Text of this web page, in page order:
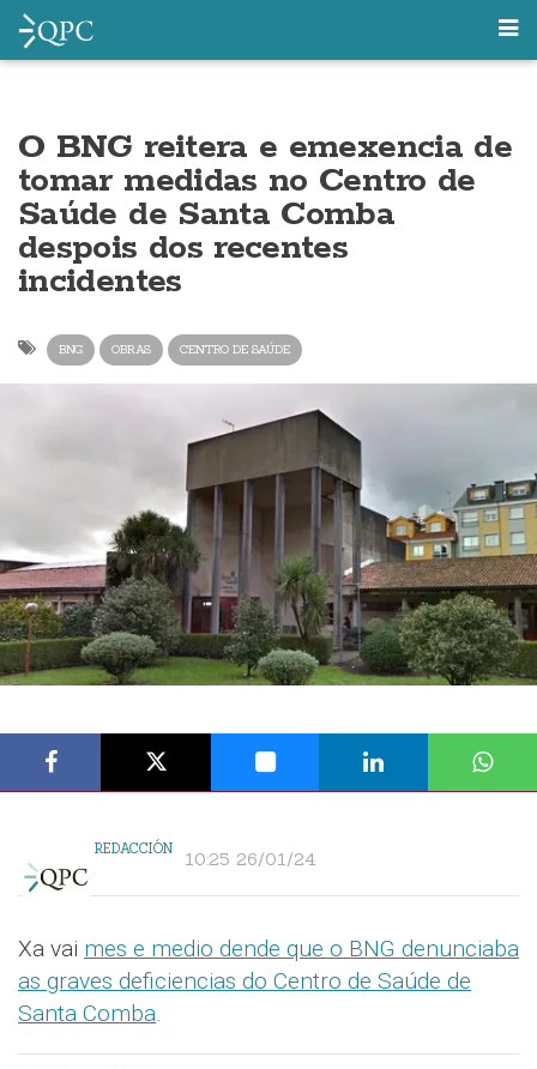
O BNG reitera e emexencia de
tomar medidas no Centro de
Saúde de Santa Comba
despois dos recentes
incidentes
BNG OBRAS CENTRO DE SAÚDE
REDACCIÓN 10:25 26/01/24
Xa vai mes e medio dende que o BNG denunciaba
as graves deficiencias do Centro de Saúde de
Santa Comba.